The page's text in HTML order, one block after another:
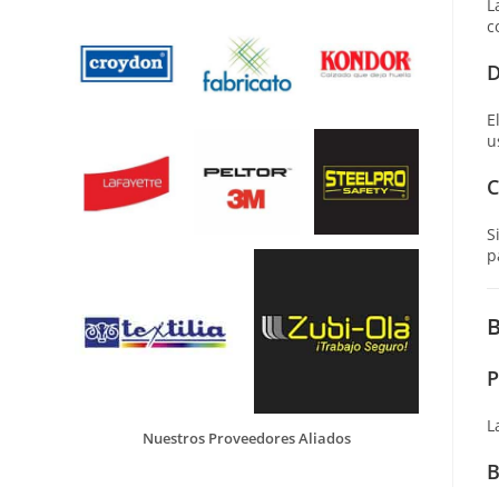
Nuestros Proveedores Aliados